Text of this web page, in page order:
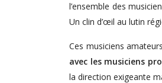
l’ensemble des
Un clin d’œil au lutin
Ces musiciens
avec les musiciens
la direction exigeante